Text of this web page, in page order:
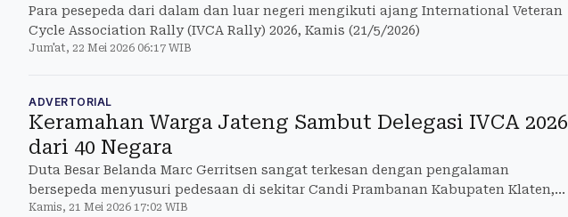
Para pesepeda dari dalam dan luar negeri mengikuti ajang International Veteran
Cycle Association Rally (IVCA Rally) 2026, Kamis (21/5/2026)
Jum'at, 22 Mei 2026 06:17 WIB
ADVERTORIAL
Keramahan Warga Jateng Sambut Delegasi IVCA 2026
dari 40 Negara
Duta Besar Belanda Marc Gerritsen sangat terkesan dengan pengalaman
bersepeda menyusuri pedesaan di sekitar Candi Prambanan Kabupaten Klaten,
Jawa Tengah.
Kamis, 21 Mei 2026 17:02 WIB